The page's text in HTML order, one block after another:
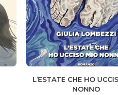
L’ESTATE CHE HO
NONNO